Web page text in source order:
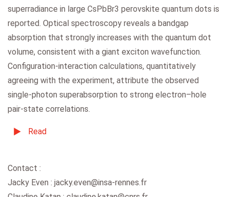
superradiance in large CsPbBr3 perovskite quantum dots is
reported. Optical spectroscopy reveals a bandgap
absorption that strongly increases with the quantum dot
volume, consistent with a giant exciton wavefunction.
Configuration-interaction calculations, quantitatively
agreeing with the experiment, attribute the observed
single-photon superabsorption to strong electron–hole
pair-state correlations.
Read
Contact :
Jacky Even : jacky.even@insa-rennes.fr